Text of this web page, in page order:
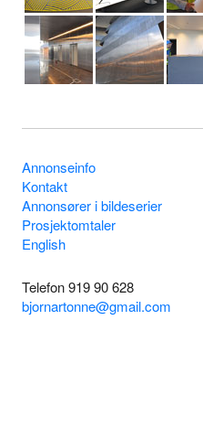
Annonseinfo
Kontakt
Annonsører i bildeserier
Prosjektomtaler
English
Telefon 919 90 628
bjornartonne@gmail.com